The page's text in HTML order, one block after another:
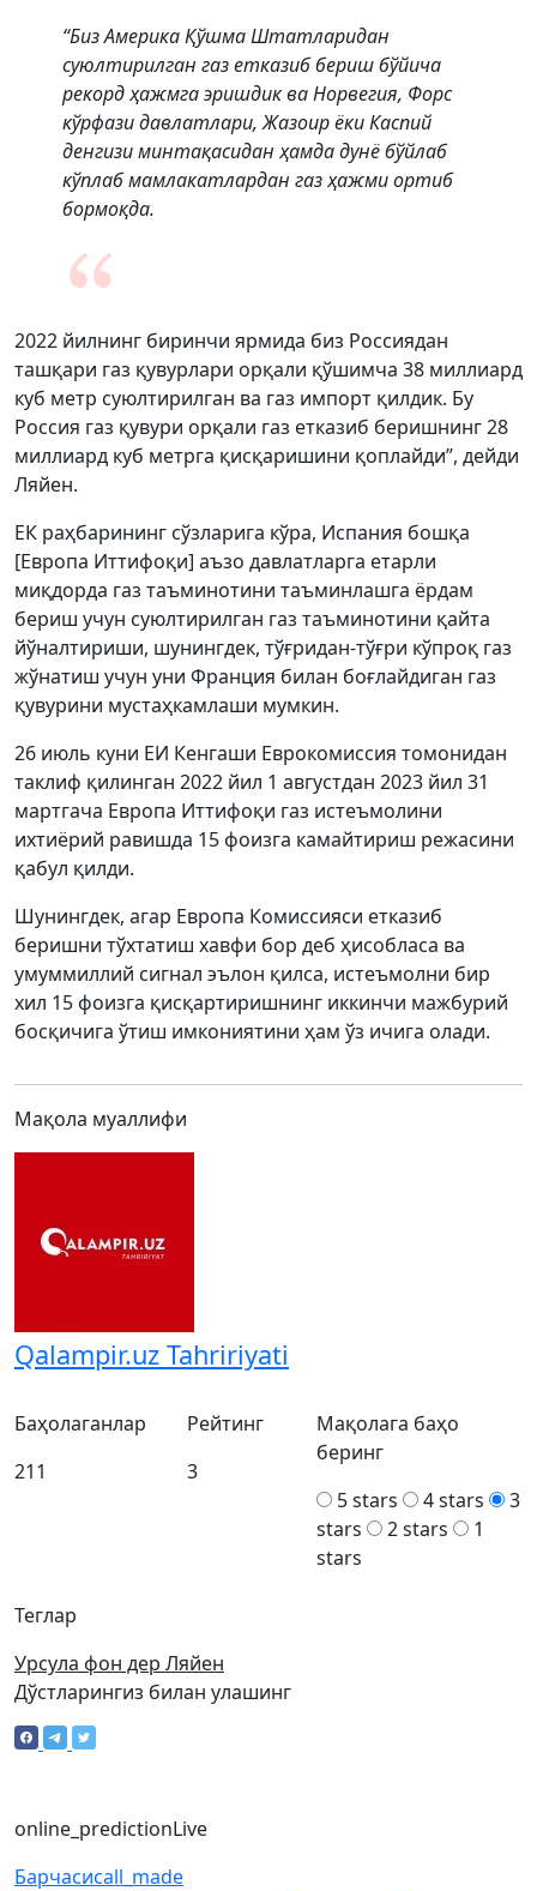
“Биз Америка Қўшма Штатларидан
суюлтирилган газ етказиб бериш бўйича
рекорд ҳажмга эришдик ва Норвегия, Форс
кўрфази давлатлари, Жазоир ёки Каспий
денгизи минтақасидан ҳамда дунё бўйлаб
кўплаб мамлакатлардан газ ҳажми ортиб
бормоқда.
2022 йилнинг биринчи ярмида биз Россиядан
ташқари газ қувурлари орқали қўшимча 38 миллиард
куб метр суюлтирилган ва газ импорт қилдик. Бу
Россия газ қувури орқали газ етказиб беришнинг 28
миллиард куб метрга қисқаришини қоплайди”, дейди
Ляйен.
ЕК раҳбарининг сўзларига кўра, Испания бошқа
[Европа Иттифоқи] аъзо давлатларга етарли
миқдорда газ таъминотини таъминлашга ёрдам
бериш учун суюлтирилган газ таъминотини қайта
йўналтириши, шунингдек, тўғридан-тўғри кўпроқ газ
жўнатиш учун уни Франция билан боғлайдиган газ
қувурини мустаҳкамлаши мумкин.
26 июль куни ЕИ Кенгаши Еврокомиссия томонидан
таклиф қилинган 2022 йил 1 августдан 2023 йил 31
мартгача Европа Иттифоқи газ истеъмолини
ихтиёрий равишда 15 фоизга камайтириш режасини
қабул қилди.
Шунингдек, агар Европа Комиссияси етказиб
беришни тўхтатиш хавфи бор деб ҳисобласа ва
умуммиллий сигнал эълон қилса, истеъмолни бир
хил 15 фоизга қисқартиришнинг иккинчи мажбурий
босқичига ўтиш имкониятини ҳам ўз ичига олади.
Мақола муаллифи
Qalampir.uz Tahririyati
Теглар
Урсула фон дер Ляйен
Баҳолаганлар
211
Рейтинг
3
Мақолага баҳо
беринг
5 stars
4 stars
3
stars
2 stars
1
stars
Дўстларингиз билан улашинг
online_predictionLive
Барчасиcall_made